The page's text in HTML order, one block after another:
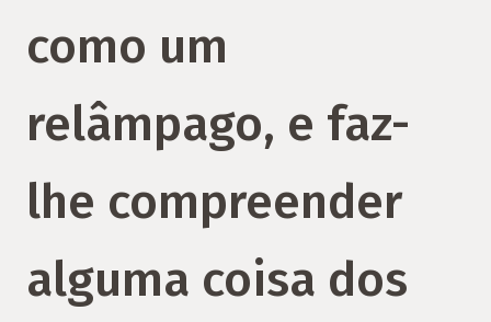
como um
relâmpago, e faz-
lhe compreender
alguma coisa dos